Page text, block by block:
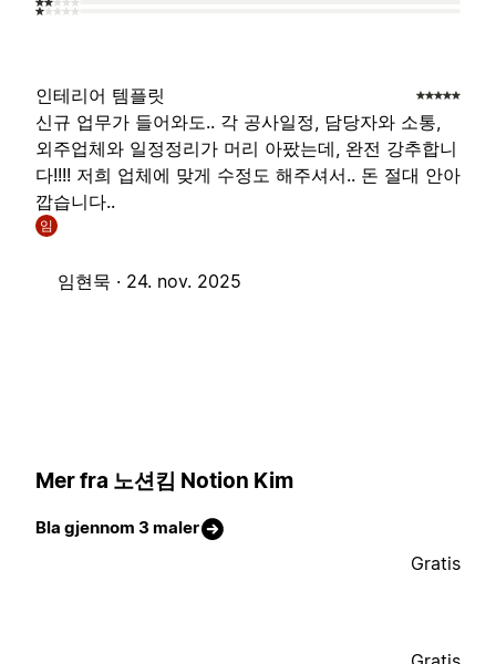
인테리어 템플릿
신규 업무가 들어와도.. 각 공사일정, 담당자와 소통,
외주업체와 일정정리가 머리 아팠는데, 완전 강추합니
다!!!! 저희 업체에 맞게 수정도 해주셔서.. 돈 절대 안아
깝습니다..
임
임현묵 · 24. nov. 2025
Mer fra 노션킴 Notion Kim
Bla gjennom 3 maler
Gratis